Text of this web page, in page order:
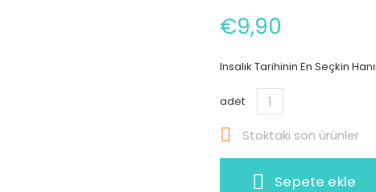
€9,90
Insalık Tarihinin En Seçkin
adet
 Stoktaki son ürünler
Sepete ekle